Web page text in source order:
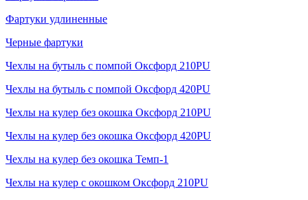
Фартуки удлиненные
Черные фартуки
Чехлы на бутыль с помпой Оксфорд 210PU
Чехлы на бутыль с помпой Оксфорд 420PU
Чехлы на кулер без окошка Оксфорд 210PU
Чехлы на кулер без окошка Оксфорд 420PU
Чехлы на кулер без окошка Темп-1
Чехлы на кулер с окошком Оксфорд 210PU